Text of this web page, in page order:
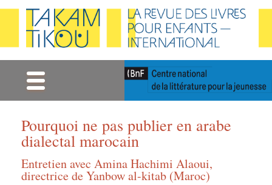
Pourquoi ne pas publier en arabe
dialectal marocain
Entretien avec Amina Hachimi Alaoui,
directrice de Yanbow al-kitab (Maroc)